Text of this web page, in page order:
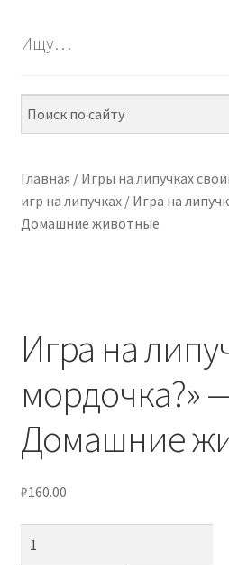
ПО НАВЫКАМ
МЕТОДИКИ
КОНТАКТЫ
Ищу…
Главная / Игры на липучках
игр на липучках/ Игра на
Домашние животные
Игра на
мордочка?»
Домашние
₽160.00